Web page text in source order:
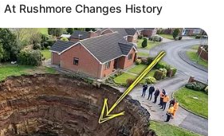
At Rushmore Changes History